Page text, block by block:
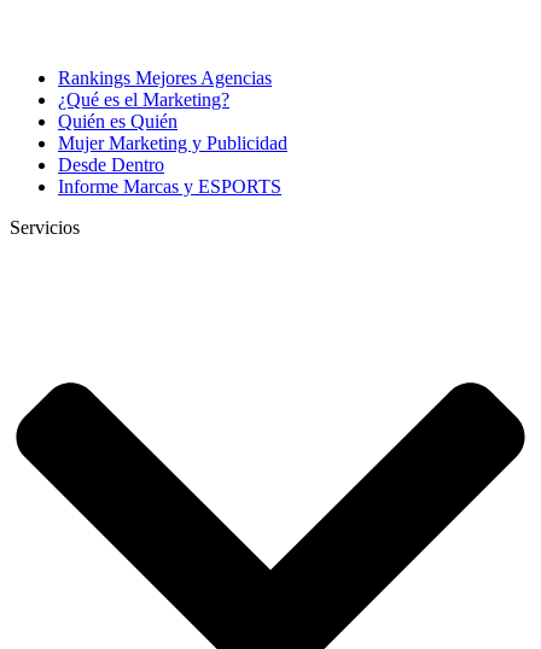
Rankings Mejores Agencias
¿Qué es el Marketing?
Quién es Quién
Mujer Marketing y Publicidad
Desde Dentro
Informe Marcas y ESPORTS
Servicios